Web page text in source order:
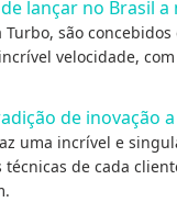
de lançar no Brasil
são
velocidade,
de inovação
uma incrível e
de cada